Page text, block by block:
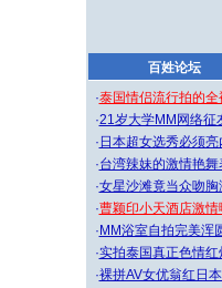
百姓论坛
·泰国情侣流行拍的全
·21岁大学MM网络征
· 日本超女选秀必须亮
·台湾辣妹的激情艳舞
·女星沙滩竟当众吻胸
·曹颖印小天酒店激情
· MM浴室自拍完美浑
·实拍泰国真正色情红
·裸拼AV女优翁红日